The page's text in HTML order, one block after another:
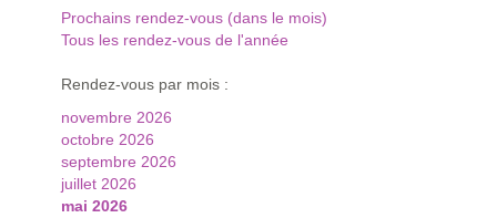
Prochains rendez-vous (dans le mois)
Tous les rendez-vous de l'année
Rendez-vous par mois :
novembre 2026
octobre 2026
septembre 2026
juillet 2026
mai 2026